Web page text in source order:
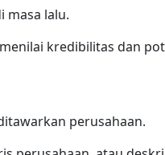
masa lalu.
kredibilitas dan
perusahaan.